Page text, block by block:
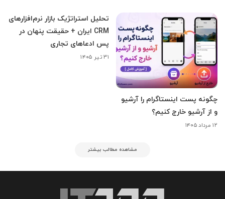
چگونه پست اینستاگرام را آرشیو
و از آرشیو خارج کنیم؟
۱۲ مرداد ۱۴۰۵
تحلیل استراتژیک بازار نرم‌افزارهای
CRM ایران + حقیقت پنهان در
پس ادعاهای تجاری
۳۱ تیر ۱۴۰۵
مشاهده مطالب بیشتر